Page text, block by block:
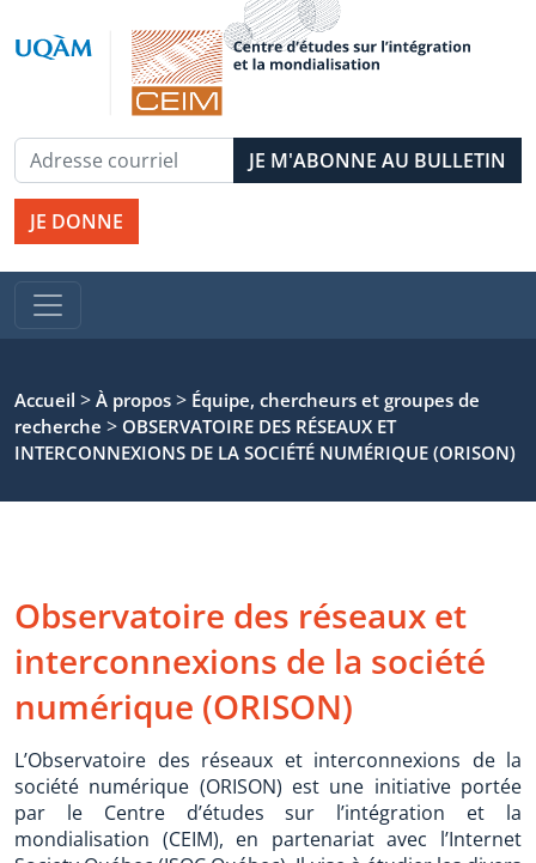
JE DONNE
Accueil > À propos > Équipe, chercheurs et groupes de
recherche > OBSERVATOIRE DES RÉSEAUX ET
INTERCONNEXIONS DE LA SOCIÉTÉ NUMÉRIQUE (ORISON)
Observatoire des réseaux et
interconnexions de la société
numérique (ORISON)
L’Observatoire des réseaux et interconnexions de la
société numérique (ORISON) est une initiative portée
par le Centre d’études sur l’intégration et la
mondialisation (CEIM), en partenariat avec l’Internet